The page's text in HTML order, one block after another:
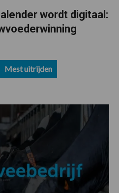
wordt digitaal:
Mest uitrijden